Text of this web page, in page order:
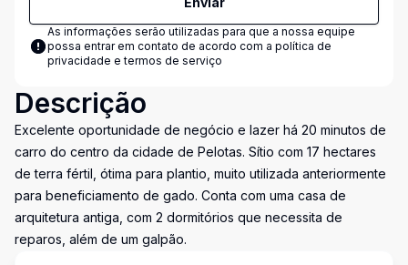
As informações serão utilizadas para que a nossa equipe
possa entrar em contato de acordo com a política de
privacidade e termos de serviço
Descrição
Excelente oportunidade de negócio e lazer há 20 minutos de
carro do centro da cidade de Pelotas. Sítio com 17 hectares
de terra fértil, ótima para plantio, muito utilizada anteriormente
para beneficiamento de gado. Conta com uma casa de
arquitetura antiga, com 2 dormitórios que necessita de
reparos, além de um galpão.